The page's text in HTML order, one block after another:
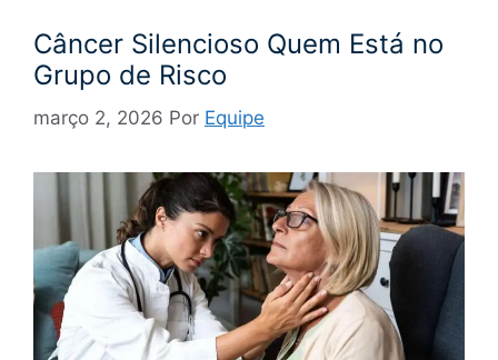
Câncer Silencioso Quem Está no
Grupo de Risco
março 2, 2026 Por Equipe